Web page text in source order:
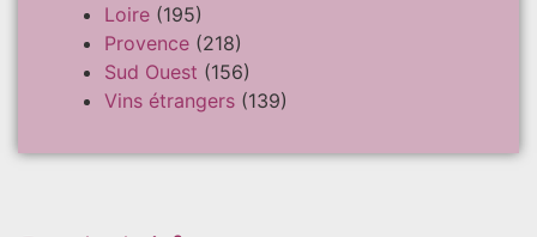
Loire (195)
Provence (218)
Sud Ouest (156)
Vins étrangers (139)